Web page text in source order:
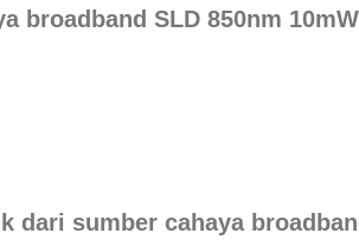
broadband SLD 850nm 10mW
sumber cahaya